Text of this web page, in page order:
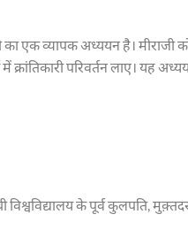
एक व्यापक अध्ययन है। मीराजी
परिवर्तन लाए। यह
विश्वविद्यालय के पूर्व कुलपति,